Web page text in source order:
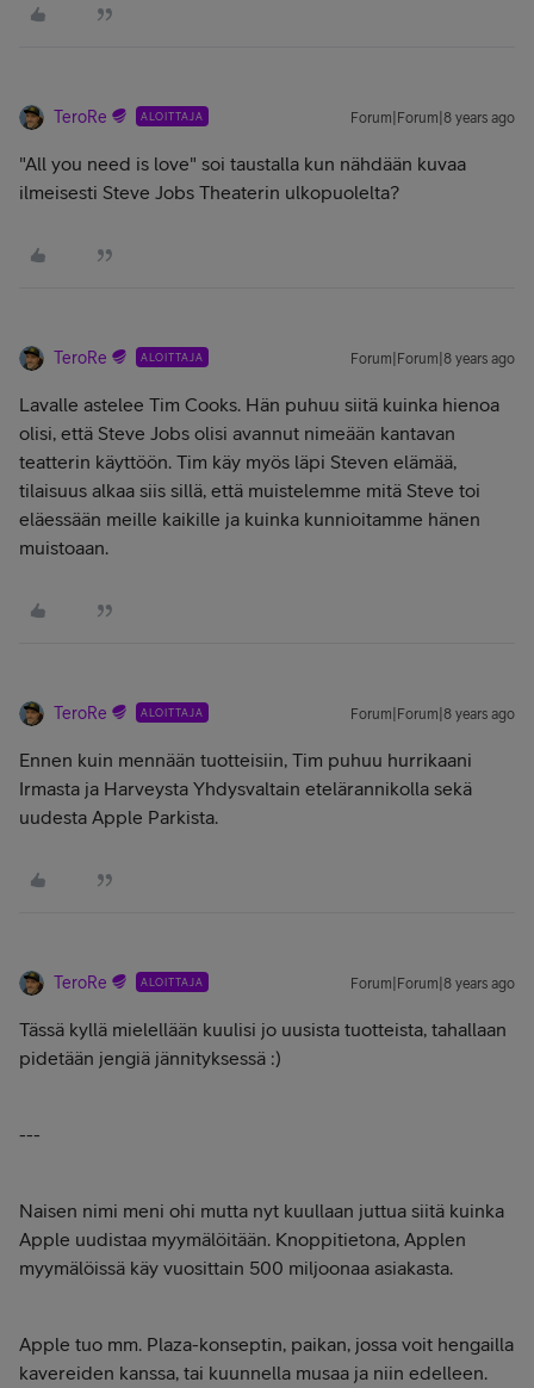
TeroRe ALOITTAJA Forum|Forum|8 years ago
"All you need is love" soi taustalla kun nähdään kuvaa
ilmeisesti Steve Jobs Theaterin ulkopuolelta?
TeroRe ALOITTAJA Forum|Forum|8 years ago
Lavalle astelee Tim Cooks. Hän puhuu siitä kuinka hienoa
olisi, että Steve Jobs olisi avannut nimeään kantavan
teatterin käyttöön. Tim käy myös läpi Steven elämää,
tilaisuus alkaa siis sillä, että muistelemme mitä Steve toi
eläessään meille kaikille ja kuinka kunnioitamme hänen
muistoaan.
TeroRe ALOITTAJA Forum|Forum|8 years ago
Ennen kuin mennään tuotteisiin, Tim puhuu hurrikaani
Irmasta ja Harveysta Yhdysvaltain etelärannikolla sekä
uudesta Apple Parkista.
TeroRe ALOITTAJA Forum|Forum|8 years ago
Tässä kyllä mielellään kuulisi jo uusista tuotteista, tahallaan
pidetään jengiä jännityksessä :)
---
Naisen nimi meni ohi mutta nyt kuullaan juttua siitä kuinka
Apple uudistaa myymälöitään. Knoppitietona, Applen
myymälöissä käy vuosittain 500 miljoonaa asiakasta.
Apple tuo mm. Plaza-konseptin, paikan, jossa voit hengailla
kavereiden kanssa, tai kuunnella musaa ja niin edelleen.